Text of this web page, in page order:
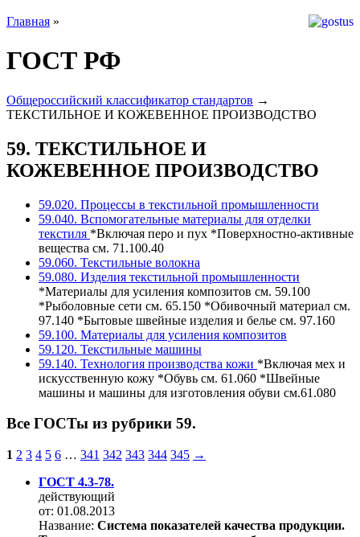
Главная »
ГОСТ РФ
Общероссийский классификатор стандартов →
ТЕКСТИЛЬНОЕ И КОЖЕВЕННОЕ ПРОИЗВОДСТВО
59. ТЕКСТИЛЬНОЕ И
КОЖЕВЕННОЕ ПРОИЗВОДСТВО
59.020. Процессы в текстильной промышленности
59.040. Вспомогательные материалы для отделки
текстиля *Включая перо и пух *Поверхностно-активные
вещества см. 71.100.40
59.060. Текстильные волокна
59.080. Изделия текстильной промышленности
*Материалы для усиления композитов см. 59.100
*Рыболовные сети см. 65.150 *Обивочный материал см.
97.140 *Бытовые швейные изделия и белье см. 97.160
59.100. Материалы для усиления композитов
59.120. Текстильные машины
59.140. Технология производства кожи *Включая мех и
искусственную кожу *Обувь см. 61.060 *Швейные
машины и машины для изготовления обуви см.61.080
Все ГОСТы из рубрики 59.
1 2 3 4 5 6 … 341 342 343 344 345 →
ГОСТ 4.3-78.
действующий
от: 01.08.2013
Название: Система показателей качества продукции.